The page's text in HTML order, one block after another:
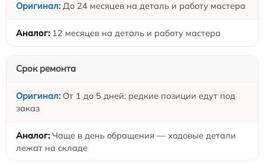
До 24 месяцев на деталь и работу мастера
12 месяцев на деталь и работу мастера
Срок ремонта
От 1 до 5 дней: редкие позиции едут под
заказ
Чаще в день обращения — ходовые детали
лежат на складе